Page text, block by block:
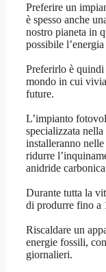
Preferire un
è spesso anche
nostro pianeta in
possibile
Preferirlo è quindi
mondo in cui
future.
L’impianto
specializzata nella
installeranno
ridurre
anidride
Durante tutta la
di produrre fino a
Riscaldare un
energie fossili,
giornalieri.